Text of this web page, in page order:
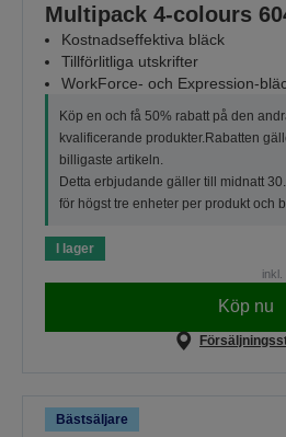
Multipack 4-colours
Kostnadseffektiva bläck
Tillförlitliga utskrifter
WorkForce- och Expression-
Köp en och få 50% rabatt på den
kvalificerande produkter.Rabatten
billigaste artikeln.
Detta erbjudande gäller till midnatt
för högst tre enheter per produkt och
I lager
Köp nu
Bästsäljare